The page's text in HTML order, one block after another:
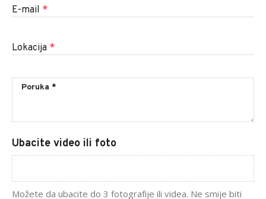
E-mail *
Lokacija *
Ubacite video ili foto
Možete da ubacite do 3 fotografije ili videa. Ne smije biti